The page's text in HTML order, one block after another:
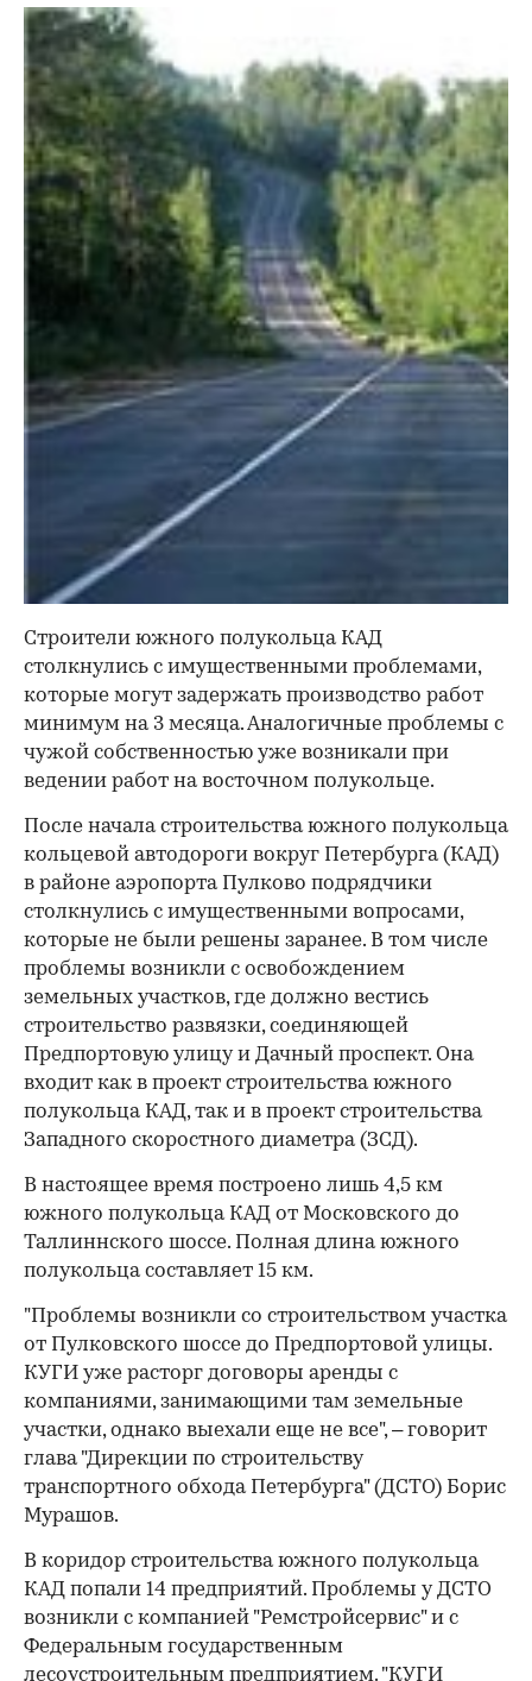
Строители южного полукольца КАД
столкнулись с имущественными проблемами,
которые могут задержать производство работ
минимум на 3 месяца. Аналогичные проблемы с
чужой собственностью уже возникали при
ведении работ на восточном полукольце.
После начала строительства южного полукольца
кольцевой автодороги вокруг Петербурга (КАД)
в районе аэропорта Пулково подрядчики
столкнулись с имущественными вопросами,
которые не были решены заранее. В том числе
проблемы возникли с освобождением
земельных участков, где должно вестись
строительство развязки, соединяющей
Предпортовую улицу и Дачный проспект. Она
входит как в проект строительства южного
полукольца КАД, так и в проект строительства
Западного скоростного диаметра (ЗСД).
В настоящее время построено лишь 4,5 км
южного полукольца КАД от Московского до
Таллиннского шоссе. Полная длина южного
полукольца составляет 15 км.
"Проблемы возникли со строительством участка
от Пулковского шоссе до Предпортовой улицы.
КУГИ уже расторг договоры аренды с
компаниями, занимающими там земельные
участки, однако выехали еще не все", – говорит
глава "Дирекции по строительству
транспортного обхода Петербурга" (ДСТО) Борис
Мурашов.
В коридор строительства южного полукольца
КАД попали 14 предприятий. Проблемы у ДСТО
возникли с компанией "Ремстройсервис" и с
Федеральным государственным
лесоустроительным предприятием. "КУГИ